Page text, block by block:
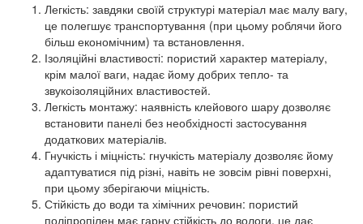
Легкість: завдяки своїй структурі матеріал має малу вагу,
це полегшує транспортування (при цьому роблячи його
більш економічним) та встановлення.
Ізоляційні властивості: пористий характер матеріалу,
крім малої ваги, надає йому добрих тепло- та
звукоізоляційних властивостей.
Легкість монтажу: наявність клейового шару дозволяє
встановити панелі без необхідності застосування
додаткових матеріалів.
Гнучкість і міцність: гнучкість матеріалу дозволяє йому
адаптуватися під різні, навіть не зовсім рівні поверхні,
при цьому зберігаючи міцність.
Стійкість до води та хімічних речовин: пористий
поліпропілен має гарну стійкість до вологи, це дає